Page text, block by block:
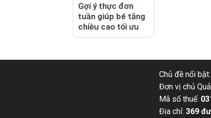
Gợi ý thực đơn
tuần giúp bé tăng
chiều cao tối ưu
Chủ đề nổi bật:
Đơn vị chủ
Mã số thuế:
Địa chỉ: 369